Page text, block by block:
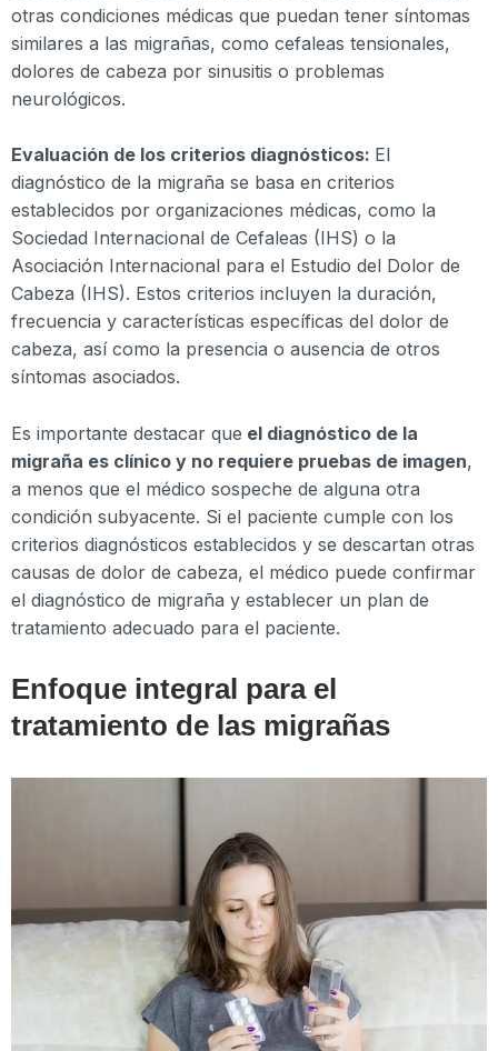
otras condiciones médicas que puedan tener síntomas
similares a las migrañas, como cefaleas tensionales,
dolores de cabeza por sinusitis o problemas
neurológicos.
Evaluación de los criterios diagnósticos: El
diagnóstico de la migraña se basa en criterios
establecidos por organizaciones médicas, como la
Sociedad Internacional de Cefaleas (IHS) o la
Asociación Internacional para el Estudio del Dolor de
Cabeza (IHS). Estos criterios incluyen la duración,
frecuencia y características específicas del dolor de
cabeza, así como la presencia o ausencia de otros
síntomas asociados.
Es importante destacar que el diagnóstico de la
migraña es clínico y no requiere pruebas de imagen,
a menos que el médico sospeche de alguna otra
condición subyacente. Si el paciente cumple con los
criterios diagnósticos establecidos y se descartan otras
causas de dolor de cabeza, el médico puede confirmar
el diagnóstico de migraña y establecer un plan de
tratamiento adecuado para el paciente.
Enfoque integral para el
tratamiento de las migrañas